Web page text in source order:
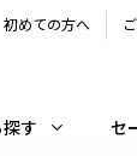
初めての方へ
す セ